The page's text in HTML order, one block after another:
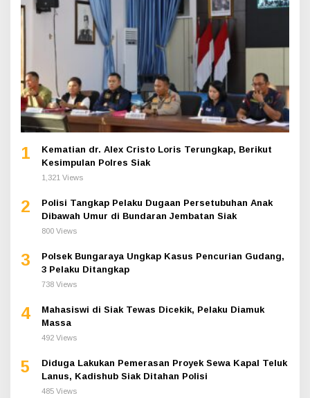
1
Kematian dr. Alex Cristo Loris Terungkap, Berikut
Kesimpulan Polres Siak
1,321 Views
2
Polisi Tangkap Pelaku Dugaan Persetubuhan Anak
Dibawah Umur di Bundaran Jembatan Siak
800 Views
3
Polsek Bungaraya Ungkap Kasus Pencurian Gudang,
3 Pelaku Ditangkap
738 Views
4
Mahasiswi di Siak Tewas Dicekik, Pelaku Diamuk
Massa
492 Views
5
Diduga Lakukan Pemerasan Proyek Sewa Kapal Teluk
Lanus, Kadishub Siak Ditahan Polisi
485 Views